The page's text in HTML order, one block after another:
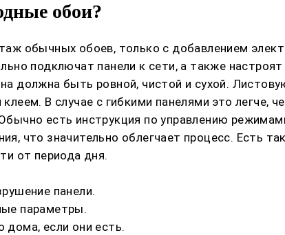
обои?
обычных обоев, только с добавлением
подключат панели к сети, а также
должна быть ровной, чистой и сухой.
В случае с гибкими панелями это легче,
есть инструкция по управлению
что значительно облегчает процесс. Есть
от периода дня.
панели.
параметры.
если они есть.